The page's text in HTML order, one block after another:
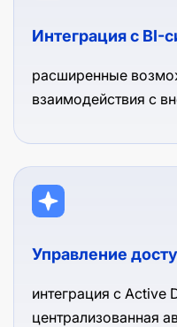
Интеграция с BI-
расширенные
взаимодействия с
Управление
интеграция с Active
централизованная